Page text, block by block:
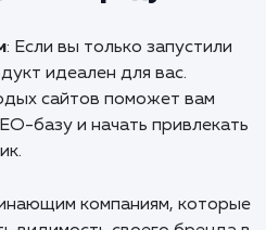
видимость
и привлечь
стесняйтесь
вам